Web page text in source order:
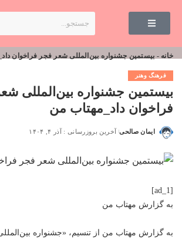
خانه - بیستمین جشنواره بین‌المللی شعر فجر فراخوان
فرهنگ وهنر
بیستمین جشنواره بین‌المللی
فراخوان داد_مهتاب من
ایمان صالحی آخرین بروزرسانی : آذر ۴, ۱۴۰۴
[ad_1]
به گزارش مهتاب من
به گزارش مهتاب من از تنسیم، «جشنواره